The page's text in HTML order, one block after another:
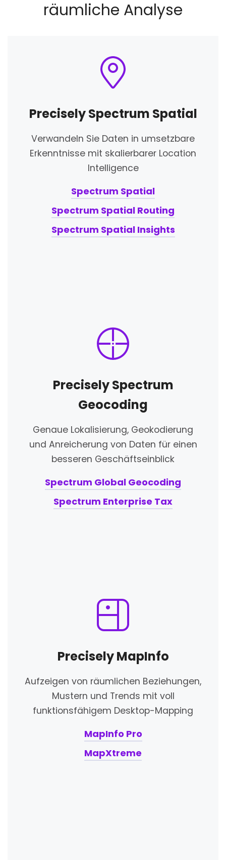
räumliche Analyse
Precisely Spectrum Spatial
Verwandeln Sie Daten in umsetzbare
Erkenntnisse mit skalierbarer Location
Intelligence
Spectrum Spatial
Spectrum Spatial Routing
Spectrum Spatial Insights
Precisely Spectrum
Geocoding
Genaue Lokalisierung, Geokodierung
und Anreicherung von Daten für einen
besseren Geschäftseinblick
Spectrum Global Geocoding
Spectrum Enterprise Tax
Precisely MapInfo
Aufzeigen von räumlichen Beziehungen,
Mustern und Trends mit voll
funktionsfähigem Desktop-Mapping
MapInfo Pro
MapXtreme